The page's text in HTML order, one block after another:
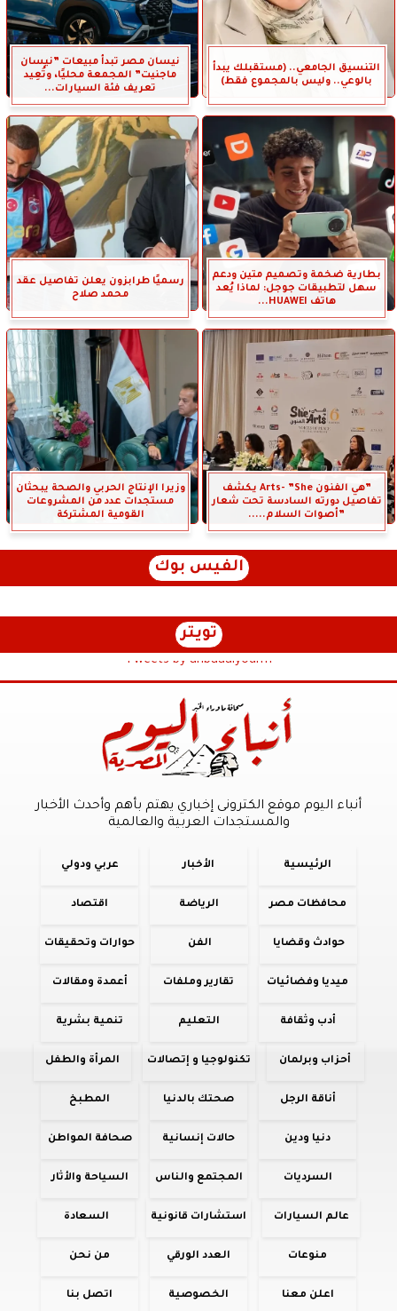
التنسيق الجامعي.. (مستقبلك يبدأ
بالوعي.. وليس بالمجموع فقط)
نيسان مصر تبدأ مبيعات ”نيسان
ماجنيت” المجمعة محليًا، وتُعِيد
تعريف فئة السيارات...
بطارية ضخمة وتصميم متين ودعم
سهل لتطبيقات جوجل: لماذا يُعد
هاتف HUAWEI...
رسميًا طرابزون يعلن تفاصيل عقد
محمد صلاح
”هي الفنون Arts- ”She يكشف
تفاصيل دورته السادسة تحت شعار
”أصوات السلام.....
وزيرا الإنتاج الحربي والصحة يبحثان
مستجدات عدد من المشروعات
القومية المشتركة
الفيس بوك
تويتر
Tweets by anbaaalyoum1
أنباء اليوم موقع الكترونى إخباري يهتم بأهم وأحدث الأخبار
والمستجدات العربية والعالمية
الرئيسية الأخبار عربي ودولي
محافظات مصر الرياضة اقتصاد
حوادث وقضايا الفن حوارات وتحقيقات
ميديا وفضائيات تقارير وملفات أعمدة ومقالات
أدب وثقافة التعليم تنمية بشرية
أحزاب وبرلمان تكنولوجيا و إتصالات المرأة والطفل
أناقة الرجل صحتك بالدنيا المطبخ
دنيا ودين حالات إنسانية صحافة المواطن
السرديات المجتمع والناس السياحة والأثار
عالم السيارات استشارات قانونية السعادة
منوعات العدد الورقي من نحن
اعلن معنا الخصوصية اتصل بنا